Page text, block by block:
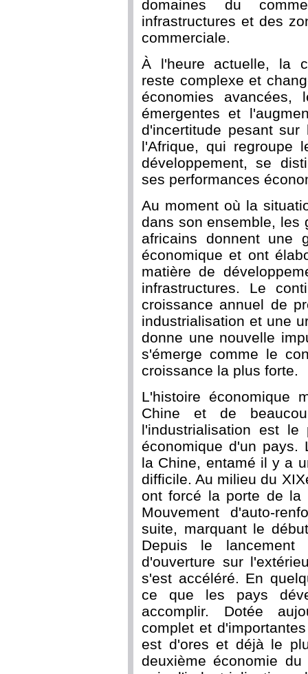
domaines du
infrastructures et des
commerciale.
À l'heure actuelle, la
reste complexe et
économies avancées,
émergentes et
d'incertitude pesant sur
l'Afrique, qui regroupe
développement, se
ses performances
Au moment où la
dans son ensemble, les
africains donnent une
économique et ont
matière de
infrastructures. Le
croissance annuel de
industrialisation et une
donne une nouvelle
s'émerge comme le
croissance la plus forte.
L'histoire économique
Chine et de
l'industrialisation est le
économique d'un pays.
la Chine, entamé il y a
difficile. Au milieu du
ont forcé la porte de la
Mouvement d'auto-
suite, marquant le
Depuis le
d'ouverture sur
s'est accéléré. En
ce que les pays
accomplir. Dotée
complet et
est d'ores et déjà le
deuxième économie